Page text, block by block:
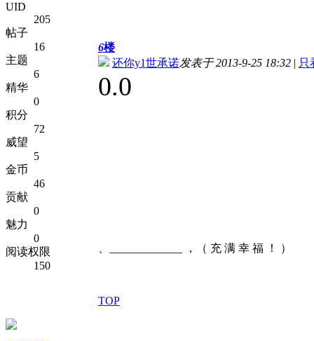
UID
205
帖子
16
主题
6
精华
0
积分
72
威望
5
金币
46
贡献
0
魅力
0
阅读权限
150
6楼
还你y1世承诺发表于 2013-9-25 18:32 | 只
0.0
、_____________ ，（ 充 满 幸 福 ！ ）
TOP